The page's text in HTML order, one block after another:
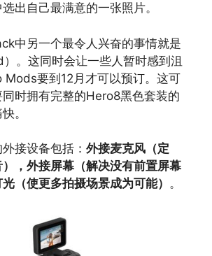
出自己最满意的一张照片。
中另一个最令人兴奋的事情就是
。这同时会让一些人暂时感到沮
Mods要到12月才可以预订。这可
时拥有完整的Hero8黑色套装的
。
接设备包括： 外接麦克风（定
，外接屏幕（解决没有前置屏幕
（使更多拍摄场景成为可能） 。